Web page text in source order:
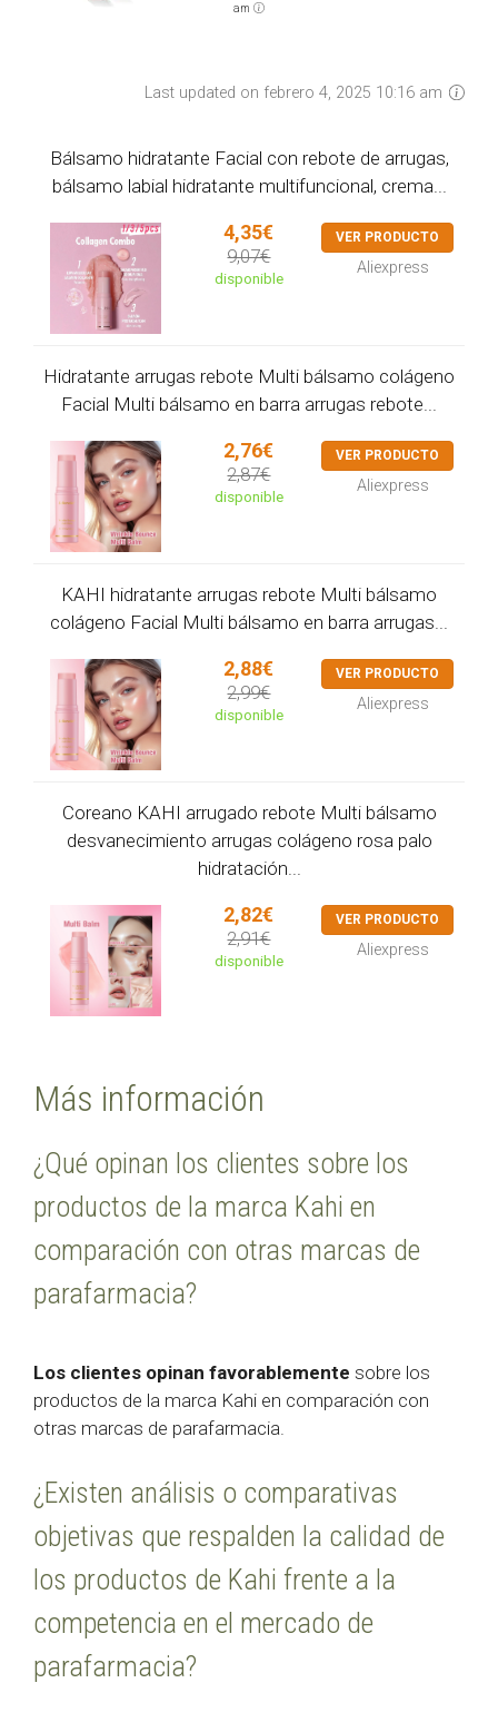
am
Last updated on febrero 4, 2025 10:16 am
Bálsamo hidratante Facial con rebote de arrugas,
bálsamo labial hidratante multifuncional, crema...
4,35€
9,07€
disponible
VER PRODUCTO
Aliexpress
Hidratante arrugas rebote Multi bálsamo colágeno
Facial Multi bálsamo en barra arrugas rebote...
2,76€
2,87€
disponible
VER PRODUCTO
Aliexpress
KAHI hidratante arrugas rebote Multi bálsamo
colágeno Facial Multi bálsamo en barra arrugas...
2,88€
2,99€
disponible
VER PRODUCTO
Aliexpress
Coreano KAHI arrugado rebote Multi bálsamo
desvanecimiento arrugas colágeno rosa palo
hidratación...
2,82€
2,91€
disponible
VER PRODUCTO
Aliexpress
Más información
¿Qué opinan los clientes sobre los
productos de la marca Kahi en
comparación con otras marcas de
parafarmacia?
Los clientes opinan favorablemente sobre los
productos de la marca Kahi en comparación con
otras marcas de parafarmacia.
¿Existen análisis o comparativas
objetivas que respalden la calidad de
los productos de Kahi frente a la
competencia en el mercado de
parafarmacia?